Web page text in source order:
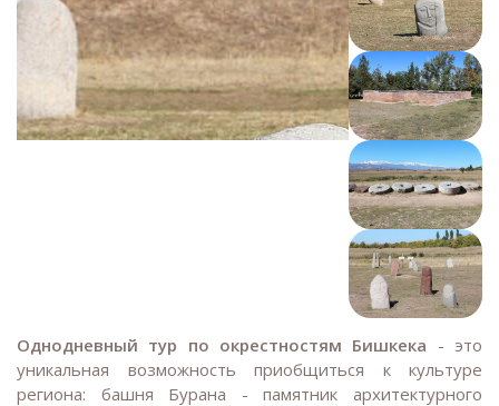
Однодневный тур по окрестностям Бишкека - это
уникальная возможность приобщиться к культуре
региона: башня Бурана - памятник архитектурного